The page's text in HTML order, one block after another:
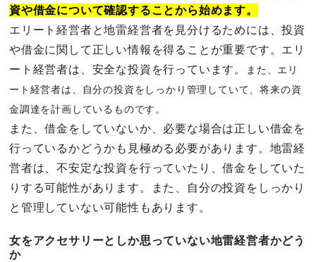
資や借金について確認することから始めます。
エリート経営者と地雷経営者を見分けるためには、投資
や借金に関して正しい情報を得ることが重要です。エリ
ート経営者は、安全な投資を行っています。
また、エリ
ート経営者は、自分の投資をしっかり管理していて、将来の資
金調達を計画しているものです。
また、借金をしていないか、必要な場合は正しい借金を
行っているかどうかも見極める必要があります。地雷経
営者は、不安定な投資を行っていたり、借金をしていた
りする可能性があります。また、自分の投資をしっかり
と管理していない可能性もあります。
女をアクセサリーとしか思っていない地雷経営者かどう
か